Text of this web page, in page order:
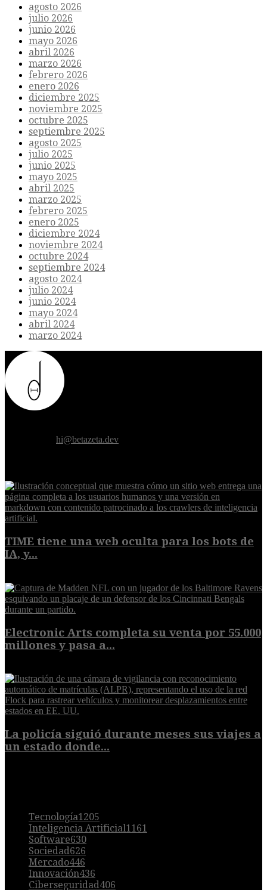
agosto 2026
julio 2026
junio 2026
mayo 2026
abril 2026
marzo 2026
febrero 2026
enero 2026
diciembre 2025
noviembre 2025
octubre 2025
septiembre 2025
agosto 2025
julio 2025
junio 2025
mayo 2025
abril 2025
marzo 2025
febrero 2025
enero 2025
diciembre 2024
noviembre 2024
octubre 2024
septiembre 2024
agosto 2024
julio 2024
junio 2024
mayo 2024
abril 2024
marzo 2024
hi@betazeta.dev
TIME tiene una web oculta para los bots de
IA, y...
Electronic Arts completa su venta por 55.000
millones y pasa a...
La policía siguió durante meses sus viajes a
un estado donde...
Tecnología1205
Inteligencia Artificial1161
Software630
Sociedad626
Mercado446
Innovación436
Ciberseguridad406